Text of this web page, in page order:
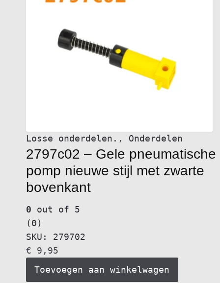
gekozen
Losse onderdelen. , Onderdelen
2797c02 – Gele pneumatische
pomp nieuwe stijl met zwarte
bovenkant
0 out of 5
(0)
SKU: 279702
€ 9,95
Toevoegen aan winkelwagen